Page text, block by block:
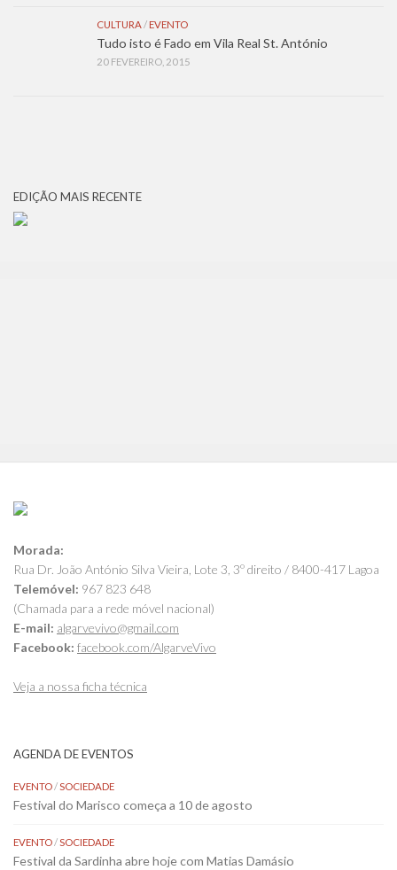
CULTURA/ EVENTO
Tudo isto é Fado em Vila Real St. António
20 FEVEREIRO, 2015
EDIÇÃO MAIS RECENTE
Morada:
Rua Dr. João António Silva Vieira, Lote 3, 3º direito / 8400-417 Lagoa
Telemóvel: 967 823 648
(Chamada para a rede móvel nacional)
E-mail: algarvevivo@gmail.com
Facebook: facebook.com/AlgarveVivo
Veja a nossa ficha técnica
AGENDA DE EVENTOS
EVENTO/SOCIEDADE
Festival do Marisco começa a 10 de agosto
EVENTO/SOCIEDADE
Festival da Sardinha abre hoje com Matias Damásio